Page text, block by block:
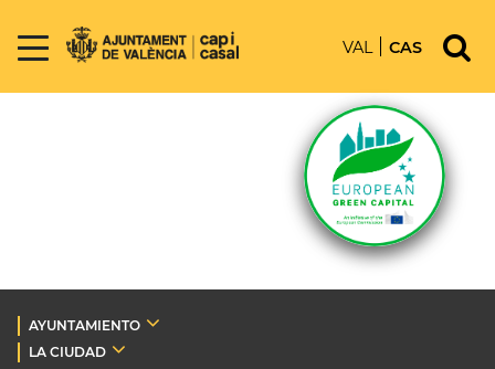
VAL CAS
AYUNTAMIENTO
LA CIUDAD